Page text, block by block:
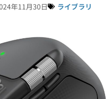
年11月30日
ライブラリ